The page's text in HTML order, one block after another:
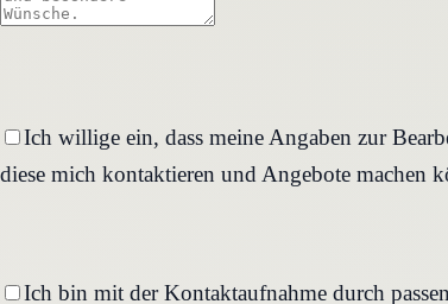
Ich willige ein, dass meine Angaben zur
diese mich kontaktieren und Angebote machen
Ich bin mit der Kontaktaufnahme durch